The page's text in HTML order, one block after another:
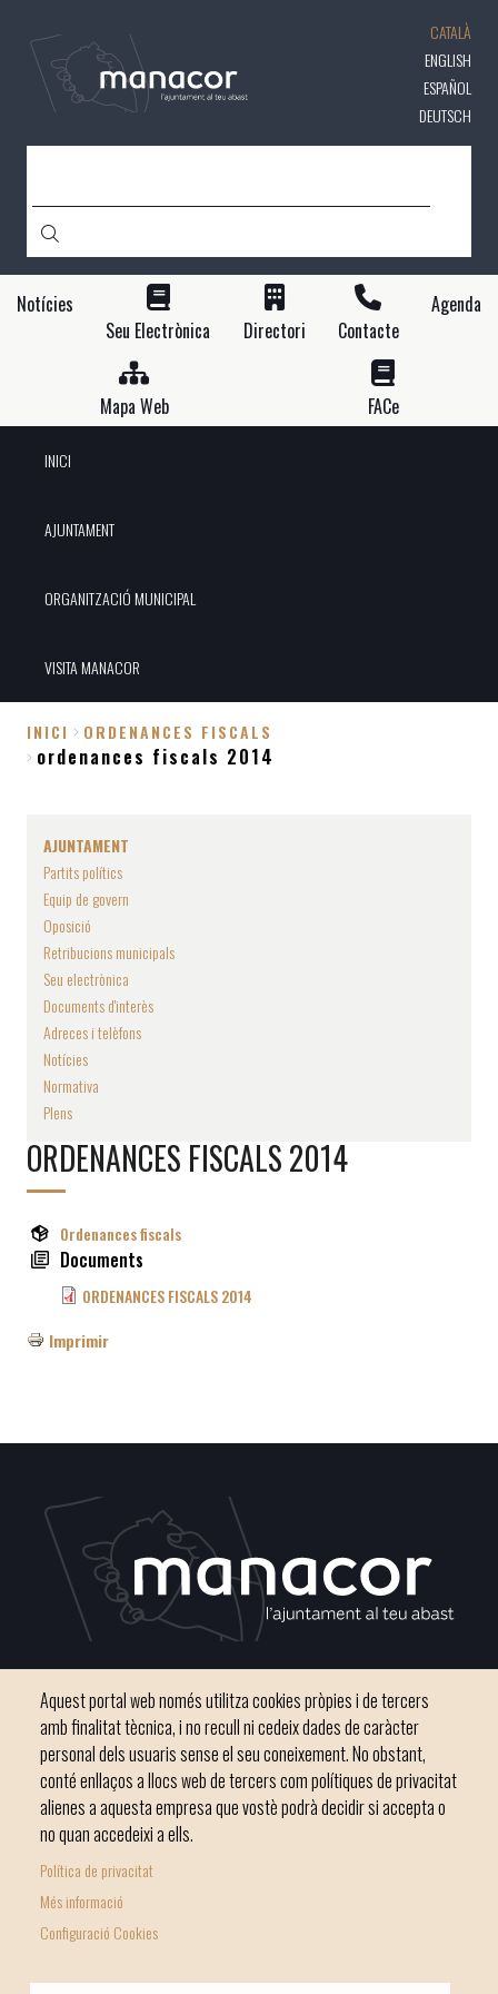
contingut
CATALÀ
ENGLISH
ESPAÑOL
DEUTSCH
Notícies
Seu Electrònica
Directori Contacte
Agenda
Mapa Web FACe
INICI
AJUNTAMENT
ORGANITZACIÓ MUNICIPAL
VISITA MANACOR
Fil
INICI ORDENANCES FISCALS
ordenances fiscals 2014
AJUNTAMENT
Partits polítics
Equip de govern
Oposició
Retribucions municipals
Seu electrònica
Documents d'interès
Adreces i telèfons
Notícies
Normativa
Plens
ORDENANCES FISCALS 2014
Ordenances fiscals
Documents
ORDENANCES FISCALS 2014
Imprimir
Footer
menu
-
Inici Ajuntament El nostre municipi
Telèfon 971 84 91 00 - CIF: P0703300D
Aquest portal web només utilitza cookies pròpies i de tercers
amb finalitat tècnica, i no recull ni cedeix dades de caràcter
personal dels usuaris sense el seu coneixement. No obstant,
conté enllaços a llocs web de tercers com polítiques de privacitat
alienes a aquesta empresa que vostè podrà decidir si accepta o
no quan accedeixi a ells.
Política de privacitat
Més informació
Configuració Cookies
© Ajuntament de Manacor